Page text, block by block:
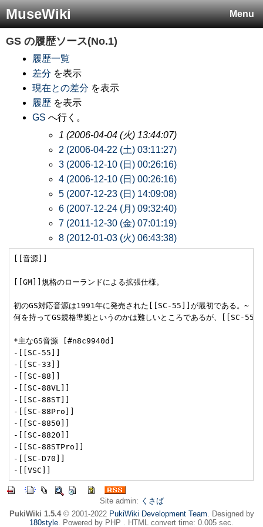
Menu
MuseWiki
GS の履歴ソース(No.1)
履歴一覧
差分 を表示
現在との差分 を表示
履歴 を表示
GS へ行く。
1 (2006-04-04 (火) 13:44:07)
2 (2006-04-22 (土) 03:11:27)
3 (2006-12-10 (日) 00:26:16)
4 (2006-12-10 (日) 00:26:16)
5 (2007-12-23 (日) 14:09:08)
6 (2007-12-24 (月) 09:32:40)
7 (2011-12-30 (金) 07:01:19)
8 (2012-01-03 (火) 06:43:38)
[[音源]]
[[GM]]規格のローランドによる拡張仕様。
初のGS対応音源は1991年に発売された[[SC-55]]が最初である。~
何を持ってGS規格準拠というのかは難しいところであるが、[[SC-
*主なGS音源 [#n8c9940d]
-[[SC-55]]
-[[SC-33]]
-[[SC-88]]
-[[SC-88VL]]
-[[SC-88ST]]
-[[SC-88Pro]]
-[[SC-8850]]
-[[SC-8820]]
-[[SC-88STPro]]
-[[SC-D70]]
Site admin: くさば
PukiWiki 1.5.4© 2001-2022 PukiWiki Development Team. Designed by
180style. Powered by PHP . HTML convert time: 0.005 sec.